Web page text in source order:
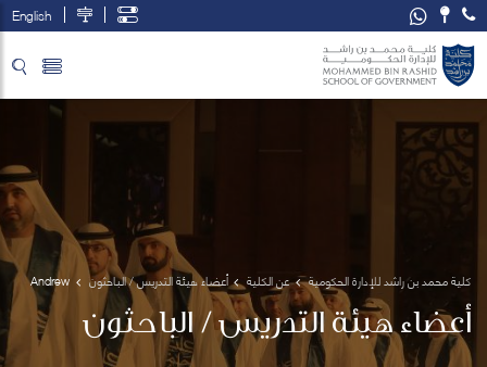
English
كلية محمد بن راشد للإدارة الحكومية عن الكلية أعضاء هيئة التدريس / الباحثون
Andrew
Collinge
أعضاء هيئة التدريس / الباحثون